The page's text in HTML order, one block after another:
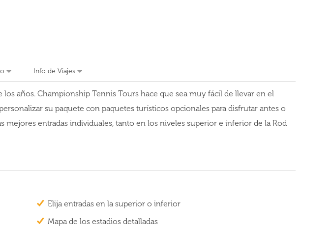
Info de Viajes
años. Championship Tennis Tours hace que sea muy fácil de llevar en el
su paquete con paquetes turísticos opcionales para disfrutar antes o
mejores entradas individuales, tanto en los niveles superior e inferior de la Rod
Elija entradas en la superior o inferior
Mapa de los estadios detalladas